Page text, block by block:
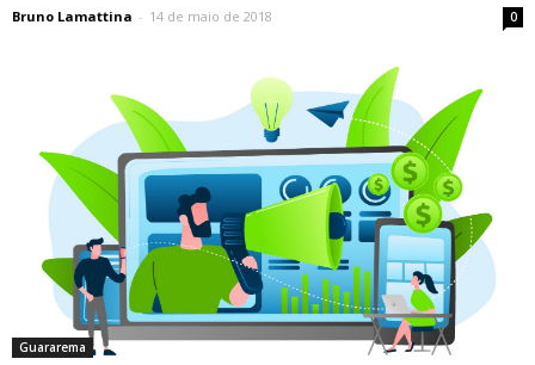
Bruno Lamattina - 14 de maio de 2018 0
Guararema